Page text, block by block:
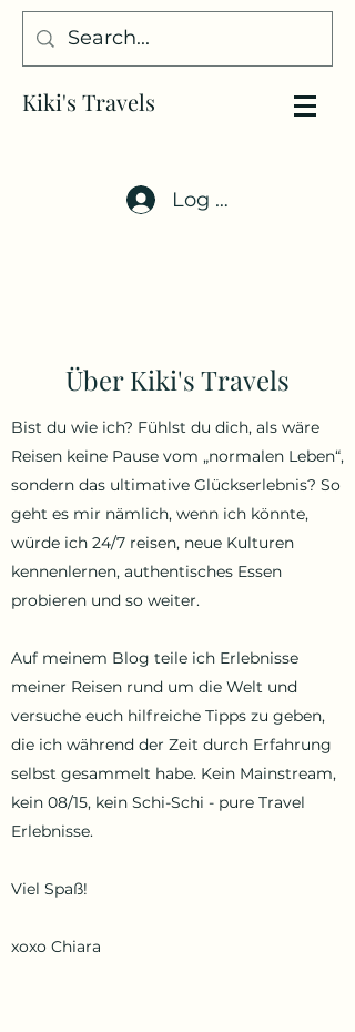
Kiki's Travels
Log In
Über Kiki's Travels
Bist du wie ich? Fühlst du dich, als wäre
Reisen keine Pause vom „normalen Leben“,
sondern das ultimative Glückserlebnis? So
geht es mir nämlich, wenn ich könnte,
würde ich 24/7 reisen, neue Kulturen
kennenlernen, authentisches Essen
probieren und so weiter.
Auf meinem Blog teile ich Erlebnisse
meiner Reisen rund um die Welt und
versuche euch hilfreiche Tipps zu geben,
die ich während der Zeit durch Erfahrung
selbst gesammelt habe. Kein Mainstream,
kein 08/15, kein Schi-Schi - pure Travel
Erlebnisse.
Viel Spaß!
xoxo Chiara